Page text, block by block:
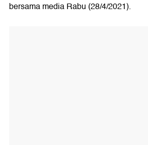
bersama media Rabu (28/4/2021).